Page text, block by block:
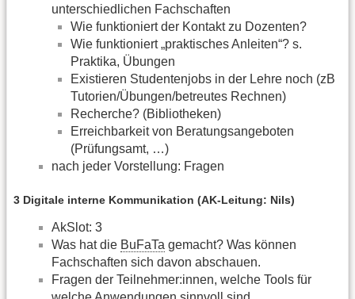
unterschiedlichen Fachschaften
Wie funktioniert der Kontakt zu Dozenten?
Wie funktioniert „praktisches Anleiten“? s.
Praktika, Übungen
Existieren Studentenjobs in der Lehre noch (zB
Tutorien/Übungen/betreutes Rechnen)
Recherche? (Bibliotheken)
Erreichbarkeit von Beratungsangeboten
(Prüfungsamt, …)
nach jeder Vorstellung: Fragen
3 Digitale interne Kommunikation (AK-Leitung: Nils)
AkSlot: 3
Was hat die BuFaTa gemacht? Was können
Fachschaften sich davon abschauen.
Fragen der Teilnehmer:innen, welche Tools für